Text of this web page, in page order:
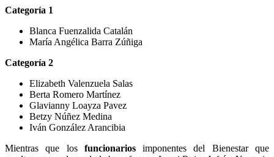
Categoría 1
Blanca Fuenzalida Catalán
María Angélica Barra Zúñiga
Categoría 2
Elizabeth Valenzuela Salas
Berta Romero Martínez
Glavianny Loayza Pavez
Betzy Núñez Medina
Iván González Arancibia
Mientras que los funcionariosimponentes del Bienestar que